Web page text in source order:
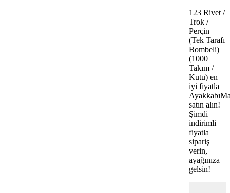
123 Rivet /
Trok /
Perçin
(Tek Tarafı
Bombeli)
(1000
Takım /
Kutu) en
iyi fiyatla
satın alın!
Şimdi
indirimli
fiyatla
sipariş
verin,
ayağınıza
gelsin!